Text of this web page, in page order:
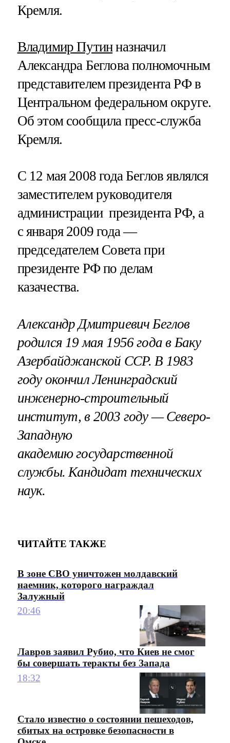
Кремля.
Владимир Путинназначил
Александра Беглова полномочным
представителем президента РФ в
Центральном федеральном округе.
Об этом сообщила пресс-служба
Кремля.
С 12 мая 2008 года Беглов являлся
заместителем руководителя
администрации президента РФ, а
с января 2009 года —
председателем Совета при
президенте РФ по делам
казачества.
Александр Дмитриевич Беглов
родился 19 мая 1956 года в Баку
Азербайджанской ССР. В 1983
году окончил Ленинградский
инженерно-строительный
институт, в 2003 году — Северо-
Западную
академию государственной
службы. Кандидат технических
наук.
ЧИТАЙТЕ ТАКЖЕ
В зоне СВО уничтожен молдавский
наемник, которого награждал
Залужный
20:46
Лавров заявил Рубио, что Киев не смог
бы совершать теракты без Запада
18:32
Стало известно о состоянии пешеходов,
сбитых на островке безопасности в